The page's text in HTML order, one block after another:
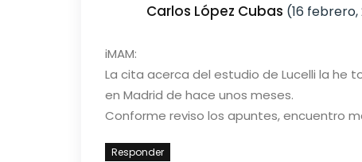
Carlos López Cubas (16 febrero,
iMAM:
La cita acerca del estudio de Lucelli la he
en Madrid de hace unos meses.
Conforme reviso los apuntes, encuentro
Responder